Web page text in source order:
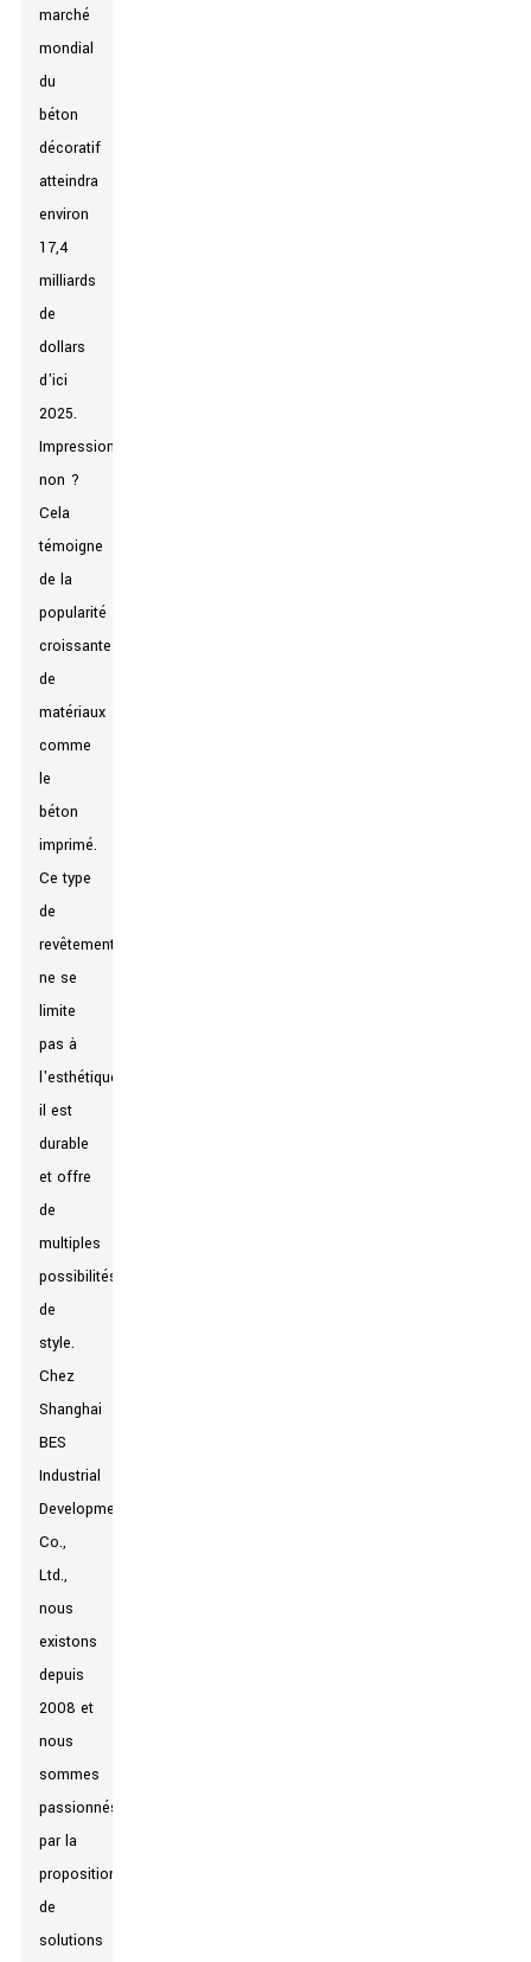
marché
mondial
du
béton
décoratif
atteindra
environ
17,4
milliards
de
dollars
d'ici
2025.
Impressionnant,
non ?
Cela
témoigne
de la
popularité
croissante
de
matériaux
comme
le
béton
imprimé.
Ce type
de
revêtement
ne se
limite
pas à
l'esthétique :
il est
durable
et offre
de
multiples
possibilités
de
style.
Chez
Shanghai
BES
Industrial
Development
Co.,
Ltd.,
nous
existons
depuis
2008 et
nous
sommes
passionnés
par la
proposition
de
solutions